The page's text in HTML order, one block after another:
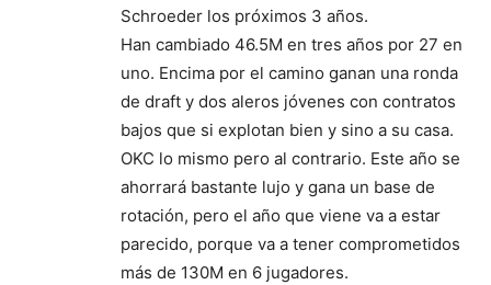
Schroeder los próximos 3 años.
Han cambiado 46.5M en tres años por 27 en
uno. Encima por el camino ganan una ronda
de draft y dos aleros jóvenes con contratos
bajos que si explotan bien y sino a su casa.
OKC lo mismo pero al contrario. Este año se
ahorrará bastante lujo y gana un base de
rotación, pero el año que viene va a estar
parecido, porque va a tener comprometidos
más de 130M en 6 jugadores.